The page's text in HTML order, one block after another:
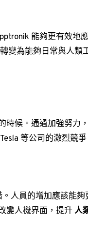
能夠更有效地
變為能夠日常與人類
時候。通過加強努力
等公司的激烈競爭
人員的增加應該能
變人機界面，提升人